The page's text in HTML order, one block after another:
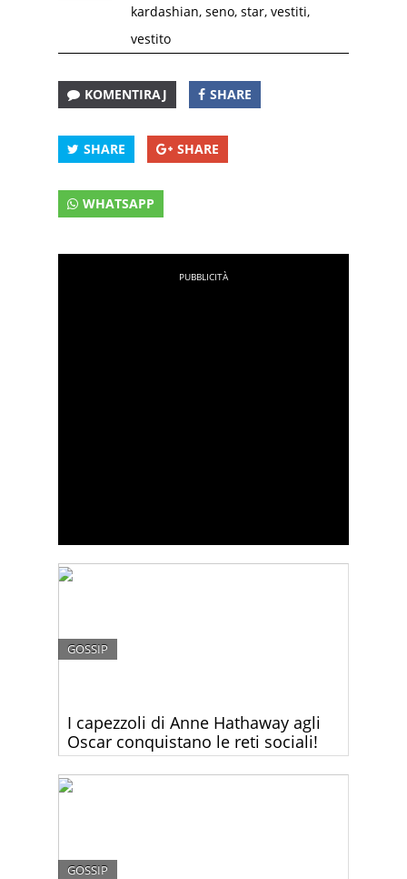
kardashian, seno, star, vestiti,
vestito
KOMENTIRAJ SHARE
SHARE SHARE
WHATSAPP
I capezzoli di Anne Hathaway agli
Oscar conquistano le reti sociali!
GOSSIP
scelto per gli Oscar, era troppo volgare e non
adatto all’occasione. Voi che ne dite?
GOSSIP